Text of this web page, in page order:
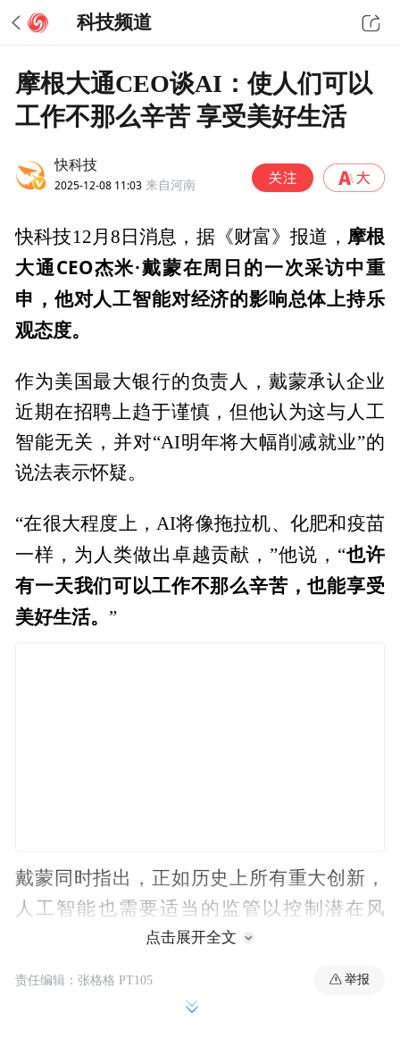
科技频道
摩根大通CEO谈AI：使人们可以
工作不那么辛苦 享受美好生活
快科技
2025-12-08 11:03 来自河南
快科技12月8日消息，据《财富》报道， 摩根
大通CEO杰米·戴蒙在周日的一次采访中重
申，他对人工智能对经济的影响总体上持乐
观态度。
作为美国最大银行的负责人，戴蒙承认企业
近期在招聘上趋于谨慎，但他认为这与人工
智能无关，并对“AI明年将大幅削减就业”的
说法表示怀疑。
“在很大程度上，AI将像拖拉机、化肥和疫苗
一样，为人类做出卓越贡献，”他说，“也许
有一天我们可以工作不那么辛苦，也能享受
美好生活。”
戴蒙同时指出，正如历史上所有重大创新，
人工智能也需要适当的监管以控制潜在风
险。他重申了AI将替代部分工作的预警，并
呼吁人们聚焦于人类独有的技能，如批判性
思维、情商与沟通能力。
点击展开全文
责任编辑：张格格 PT105 举报